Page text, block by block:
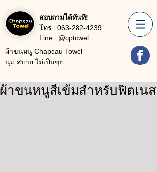
สอบถามได้ทันที!
โทร : 063-282-4239
Line : @cptowel
ผ้าขนหนู Chapeau Towel
นุ่ม สบาย ไม่เป็นขุย
ผ้าขนหนูสีเข้มสำหรับฟิตเนส